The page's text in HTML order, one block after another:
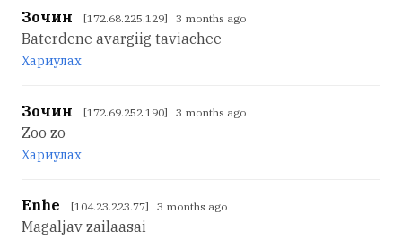
Зочин [172.68.225.129] 3 months ago
Baterdene avargiig taviachee
Хариулах
Зочин [172.69.252.190] 3 months ago
Zoo zo
Хариулах
Enhe [104.23.223.77] 3 months ago
Magaljav zailaasai